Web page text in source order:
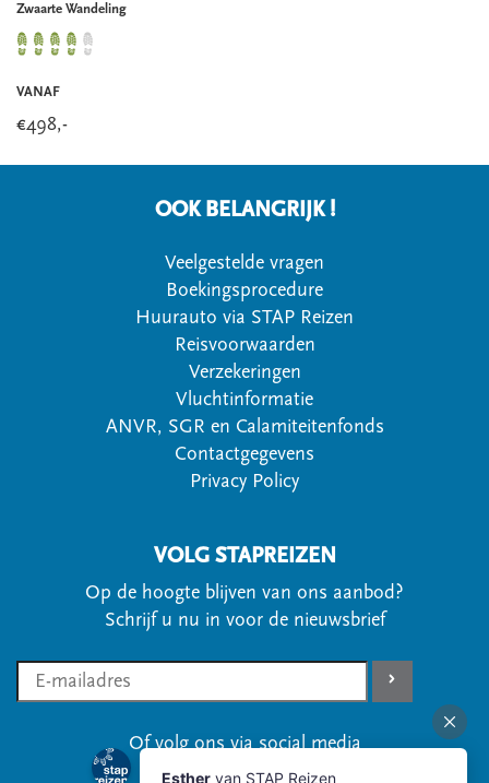
Zwaarte Wandeling
VANAF
€498,-
OOK BELANGRIJK !
Veelgestelde vragen
Boekingsprocedure
Huurauto via STAP Reizen
Reisvoorwaarden
Verzekeringen
Vluchtinformatie
ANVR, SGR en Calamiteitenfonds
Contactgegevens
Privacy Policy
VOLG STAPREIZEN
Op de hoogte blijven van ons aanbod?
Schrijf u nu in voor de nieuwsbrief
Of volg ons via social media